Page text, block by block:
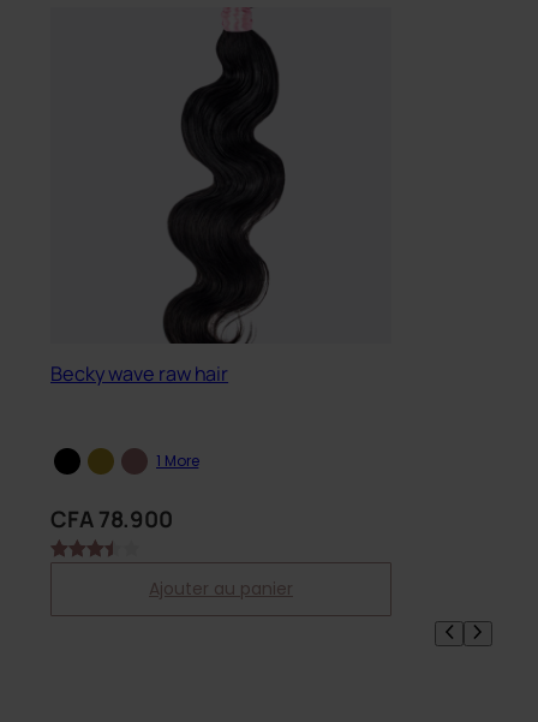
Becky wave raw hair
1 More
CFA78.900
Ajouter au panier